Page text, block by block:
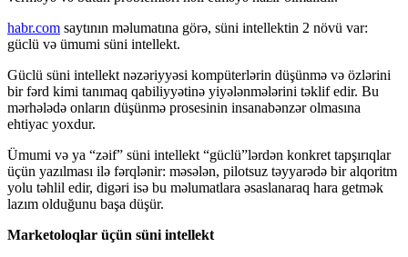
habr.com saytının məlumatına görə, süni intellektin 2 növü var:
güclü və ümumi süni intellekt.
Güclü süni intellekt nəzəriyyəsi kompüterlərin düşünmə və özlərini
bir fərd kimi tanımaq qabiliyyətinə yiyələnmələrini təklif edir. Bu
mərhələdə onların düşünmə prosesinin insanabənzər olmasına
ehtiyac yoxdur.
Ümumi və ya “zəif” süni intellekt “güclü”lərdən konkret tapşırıqlar
üçün yazılması ilə fərqlənir: məsələn, pilotsuz təyyarədə bir alqoritm
yolu təhlil edir, digəri isə bu məlumatlara əsaslanaraq hara getmək
lazım olduğunu başa düşür.
Marketoloqlar üçün süni intellekt